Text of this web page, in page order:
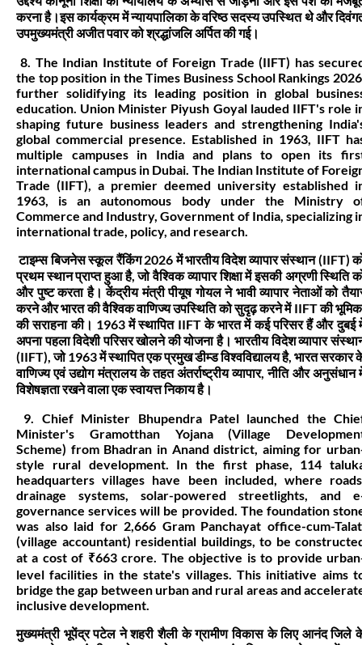
करना है।इस कार्यक्रम में न्यायपालिका के वरिष्ठ सदस्य उपस्थित थे और
उपमुख्यमंत्री अजीत पवार को श्रद्धांजलि अर्पित की गई।
8. The Indian Institute of Foreign Trade (IIFT) has
the top position in the Times Business School Rankings
further solidifying its leading position in global
education. Union Minister Piyush Goyal lauded IIFT's role
shaping future business leaders and strengthening
global commercial presence. Established in 1963, IIFT
multiple campuses in India and plans to open its
international campus in Dubai. The Indian Institute of
Trade (IIFT), a premier deemed university established
1963, is an autonomous body under the Ministry
Commerce and Industry, Government of India, specializing
international trade, policy, and research.
टाइम्स बिजनेस स्कूल रैंकिंग 2026 में भारतीय विदेश व्यापार संस्थान (IIFT)
प्रथम स्थान प्राप्त हुआ है, जो वैश्विक व्यापार शिक्षा में इसकी अग्रणी स्थिति
और पुष्ट करता है। केंद्रीय मंत्री पीयूष गोयल ने भावी व्यापार नेताओं को
करने और भारत की वैश्विक वाणिज्य उपस्थिति को सुदृढ़ करने में IIFT की
की सराहना की। 1963 में स्थापित IIFT के भारत में कई परिसर हैं और दुबई
अपना पहला विदेशी परिसर खोलने की योजना है। भारतीय विदेश व्यापार
(IIFT), जो 1963 में स्थापित एक प्रमुख डीम्ड विश्वविद्यालय है, भारत सरकार
वाणिज्य एवं उद्योग मंत्रालय के तहत अंतर्राष्ट्रीय व्यापार, नीति और अनुसंधान
विशेषज्ञता रखने वाला एक स्वायत्त निकाय है।
9. Chief Minister Bhupendra Patel launched the
Minister's Gramotthan Yojana (Village
Scheme) from Bhadran in Anand district, aiming for
style rural development. In the first phase, 114
headquarters villages have been included, where
drainage systems, solar-powered streetlights, and
governance services will be provided. The foundation
was also laid for 2,666 Gram Panchayat office-cum-
(village accountant) residential buildings, to be
at a cost of ₹663 crore. The objective is to provide
level facilities in the state's villages. This initiative aims
bridge the gap between urban and rural areas and
inclusive development.
मुख्यमंत्री भूपेंद्र पटेल ने शहरी शैली के ग्रामीण विकास के लिए आनंद जिले